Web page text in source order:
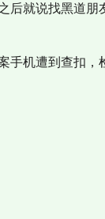
就说找黑道朋
手机遭到查扣，